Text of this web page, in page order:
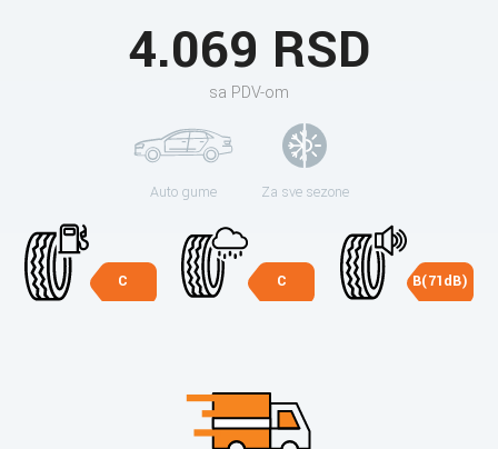
4.069 RSD
sa PDV-om
Auto gume Za sve sezone
C C B(71dB)